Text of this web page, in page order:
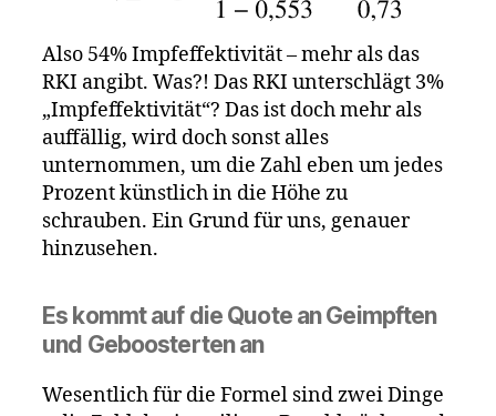
Also 54% Impfeffektivität – mehr als das
RKI angibt. Was?! Das RKI unterschlägt 3%
„Impfeffektivität“? Das ist doch mehr als
auffällig, wird doch sonst alles
unternommen, um die Zahl eben um jedes
Prozent künstlich in die Höhe zu
schrauben. Ein Grund für uns, genauer
hinzusehen.
Es kommt auf die Quote an Geimpften
und Geboosterten an
Wesentlich für die Formel sind zwei Dinge